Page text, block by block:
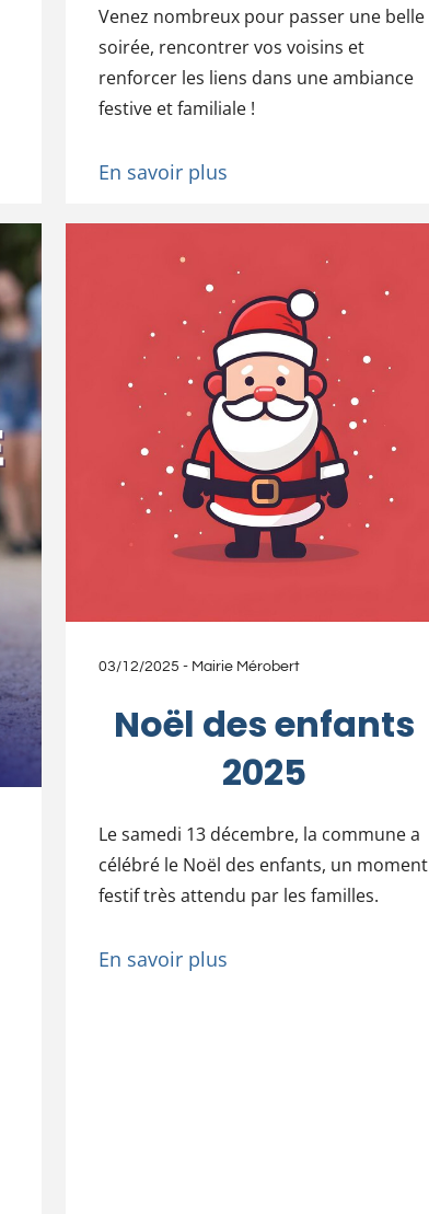
Venez nombreux pour passer une belle
soirée, rencontrer vos voisins et
renforcer les liens dans une ambiance
festive et familiale !
En savoir plus
03/12/2025 - Mairie Mérobert
Noël des enfants
2025
Le samedi 13 décembre, la commune a
célébré le Noël des enfants, un moment
festif très attendu par les familles.
En savoir plus